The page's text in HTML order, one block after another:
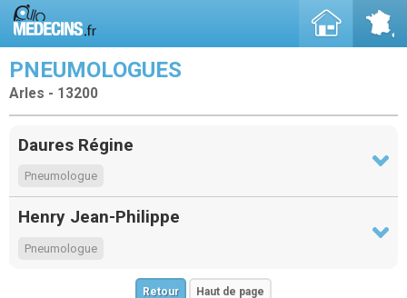
PNEUMOLOGUES
Arles - 13200
Daures Régine
Pneumologue
Henry Jean-Philippe
Pneumologue
Retour Haut de page